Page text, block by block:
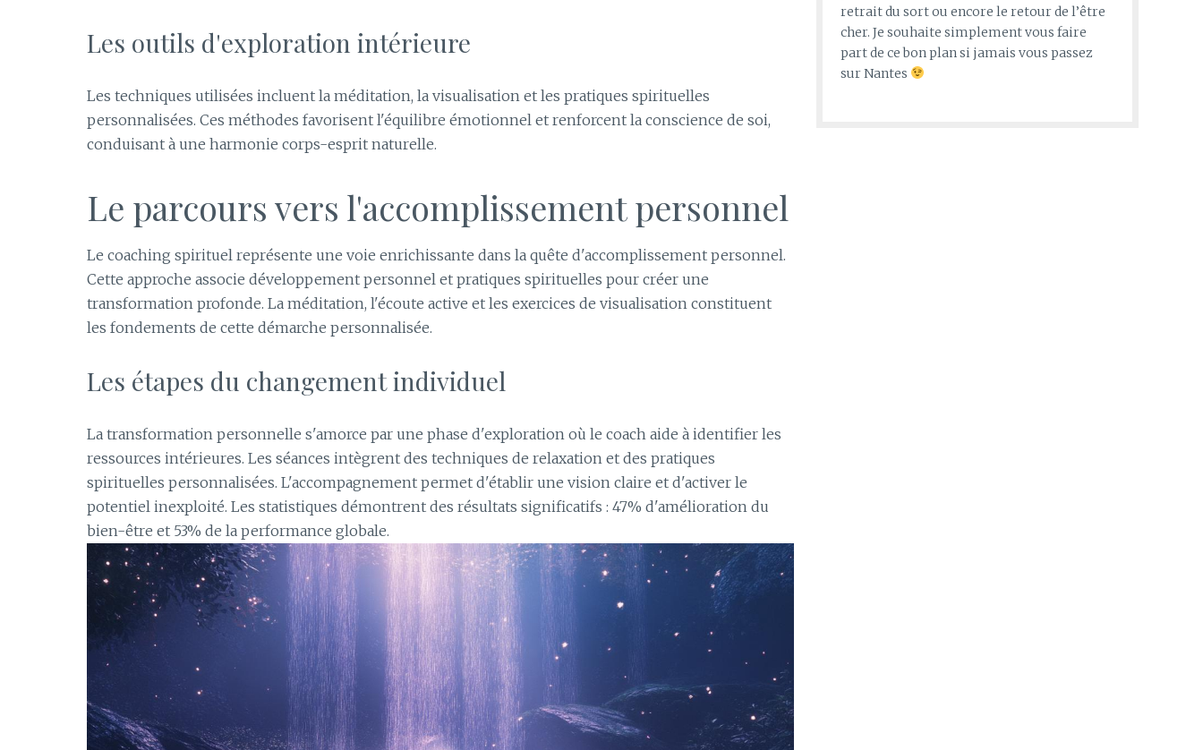
Les outils d'exploration intérieure
Les techniques utilisées incluent la méditation, la visualisation et les pratiques spirituelles
personnalisées. Ces méthodes favorisent l'équilibre émotionnel et renforcent la conscience de soi,
conduisant à une harmonie corps-esprit naturelle.
Le parcours vers l'accomplissement personnel
Le coaching spirituel représente une voie enrichissante dans la quête d'accomplissement personnel.
Cette approche associe développement personnel et pratiques spirituelles pour créer une
transformation profonde. La méditation, l'écoute active et les exercices de visualisation constituent
les fondements de cette démarche personnalisée.
Les étapes du changement individuel
La transformation personnelle s'amorce par une phase d'exploration où le coach aide à identifier les
ressources intérieures. Les séances intègrent des techniques de relaxation et des pratiques
spirituelles personnalisées. L'accompagnement permet d'établir une vision claire et d'activer le
potentiel inexploité. Les statistiques démontrent des résultats significatifs : 47% d'amélioration du
bien-être et 53% de la performance globale.
retrait du sort ou encore le retour de l’être
cher. Je souhaite simplement vous faire
part de ce bon plan si jamais vous passez
sur Nantes